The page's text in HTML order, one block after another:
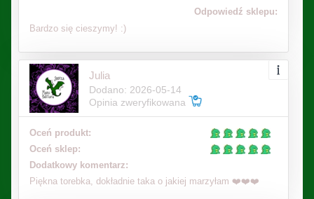
Odpowiedź sklepu:
Bardzo się cieszymy! :)
Julia
Dodano: 2026-05-14
Opinia zweryfikowana
Oceń produkt:
Oceń sklep:
Dodatkowy komentarz:
Piękna torebka, dokładnie taka o jakiej marzyłam ❤️❤️❤️